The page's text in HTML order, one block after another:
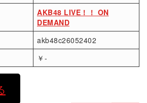
AKB48 LIVE！！ ON
DEMAND
akb48c26052402
￥-